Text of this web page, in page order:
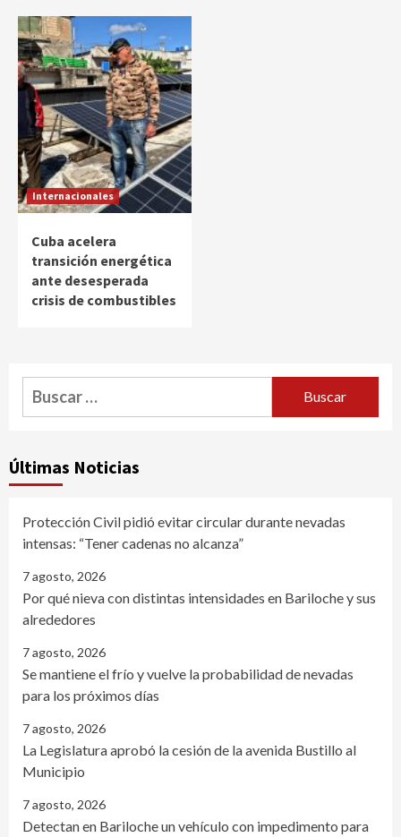
Internacionales
Cuba acelera
transición energética
ante desesperada
crisis de combustibles
Buscar:
Últimas Noticias
Protección Civil pidió evitar circular durante nevadas
intensas: “Tener cadenas no alcanza”
7 agosto, 2026
Por qué nieva con distintas intensidades en Bariloche y sus
alrededores
7 agosto, 2026
Se mantiene el frío y vuelve la probabilidad de nevadas
para los próximos días
7 agosto, 2026
La Legislatura aprobó la cesión de la avenida Bustillo al
Municipio
7 agosto, 2026
Detectan en Bariloche un vehículo con impedimento para